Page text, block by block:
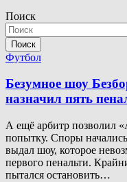
Поиск
Поиск
Футбол
Безумное шоу
назначил пять
А ещё арбитр позволил
попытку. Споры
выдал шоу, которое
первого пенальти.
пытался остановить…